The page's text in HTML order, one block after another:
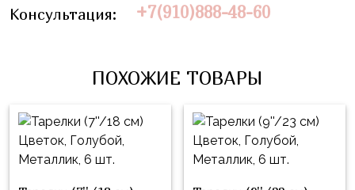
Консультация: +7(910)888-48-60
ПОХОЖИЕ ТОВАРЫ
Фольгированные
шары
с
Мальчик
или
Девочка
ми-
Пеппа
Смешарики/
ул.